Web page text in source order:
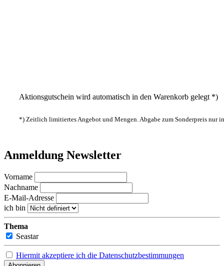
Aktionsgutschein wird automatisch in den Warenkorb gelegt *)
*) Zeitlich limitiertes Angebot und Mengen. Abgabe zum Sonderpreis nur
Anmeldung Newsletter
Vorname
Nachname
E-Mail-Adresse
ich bin
Thema
Seastar
Hiermit akzeptiere ich die Datenschutzbestimmungen